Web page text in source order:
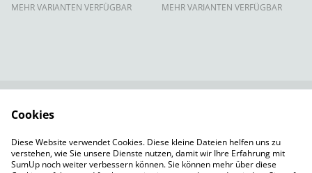
MEHR VARIANTEN VERFÜGBAR MEHR VARIANTEN VERFÜGBAR
Cookie-Richtlinie
Versandbedingungen
Impressum
Cookies
Diese Website verwendet Cookies. Diese kleine Dateien helfen uns zu
verstehen, wie Sie unsere Dienste nutzen, damit wir Ihre Erfahrung mit
SumUp noch weiter verbessern können. Sie können mehr über diese